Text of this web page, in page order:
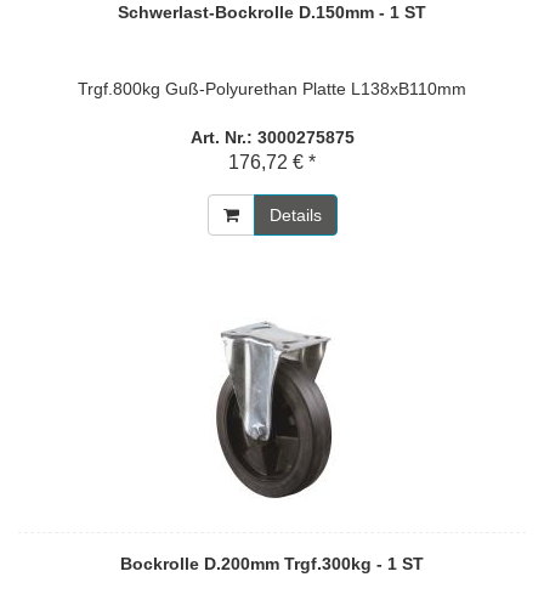
Schwerlast-Bockrolle D.150mm - 1 ST
Trgf.800kg Guß-Polyurethan Platte L138xB110mm
Art. Nr.: 3000275875
176,72 € *
Details
Bockrolle D.200mm Trgf.300kg - 1 ST